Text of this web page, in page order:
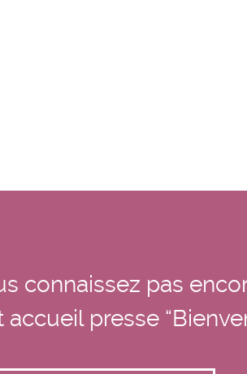
connaissez pas
presse